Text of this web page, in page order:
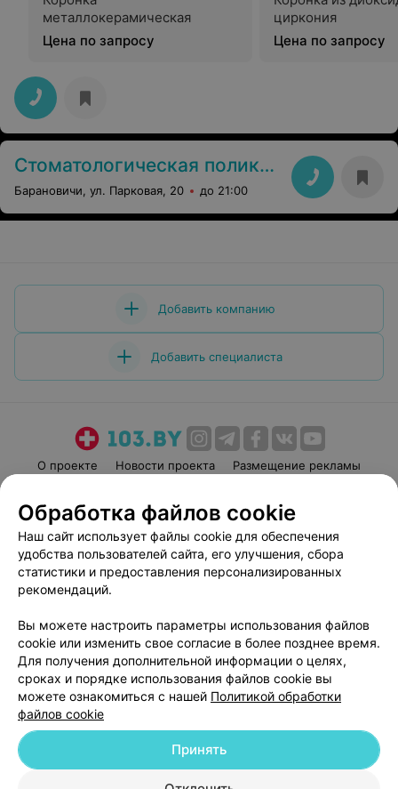
металлокерамическая
Цена по запросу
циркония
Цена по запросу
Стоматологическая поликлиника г. Шклов
Барановичи, ул. Парковая, 20 до 21:00
Добавить компанию
Добавить специалиста
О проекте Новости проекта
Размещение рекламы
Пользовательское соглашение
Способы оплаты
Вакансии
Партнеры
Написать руководителю 103.by
Обработка персональных данных
© 2026 ООО «Артокс Лаб», УНП 191700409
| 220012, Республика Беларусь,
г. Минск, улица Толбухина, 2, пом. 16 | help@103.by
Обработка файлов cookie
Наш сайт использует файлы cookie для обеспечения
удобства пользователей сайта, его улучшения, сбора
статистики и предоставления персонализированных
рекомендаций.
Вы можете настроить параметры использования файлов
cookie или изменить свое согласие в более позднее время.
Для получения дополнительной информации о целях,
сроках и порядке использования файлов cookie вы
можете ознакомиться с нашей Политикой обработки
файлов cookie
Принять